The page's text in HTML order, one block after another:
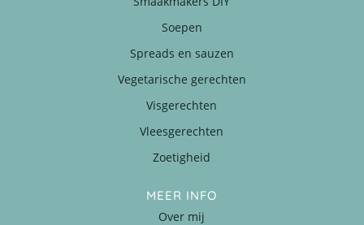
Soepen
Spreads en sauzen
Vegetarische gerechten
Visgerechten
Vleesgerechten
Zoetigheid
MEER INFO
Over mij